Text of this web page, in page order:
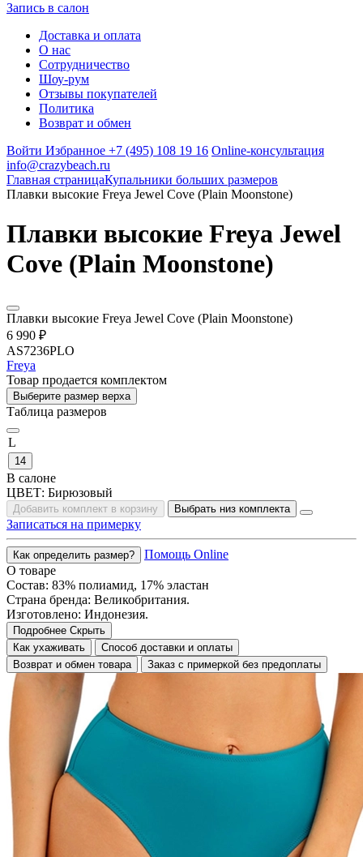
Запись в салон
Доставка и оплата
О нас
Сотрудничество
Шоу-рум
Отзывы покупателей
Политика
Возврат и обмен
Войти Избранное +7 (495) 108 19 16 Online-консультация
info@crazybeach.ru
Главная страницаКупальники больших размеров
Плавки высокие Freya Jewel Cove (Plain Moonstone)
Плавки высокие Freya Jewel
Cove (Plain Moonstone)
Плавки высокие Freya Jewel Cove (Plain Moonstone)
6 990 ₽
AS7236PLO
Freya
Товар продается комплектом
Выберите размер верха
Таблица размеров
L
14
В салоне
ЦВЕТ: Бирюзовый
Добавить комплект в корзину Выбрать низ комплекта
Записаться на примерку
Как определить размер?
Помощь Online
О товаре
Состав: 83% полиамид, 17% эластан
Страна бренда: Великобритания.
Изготовлено: Индонезия.
Подробнее Скрыть
Как ухаживать
Способ доставки и оплаты
Возврат и обмен товара
Заказ с примеркой без предоплаты